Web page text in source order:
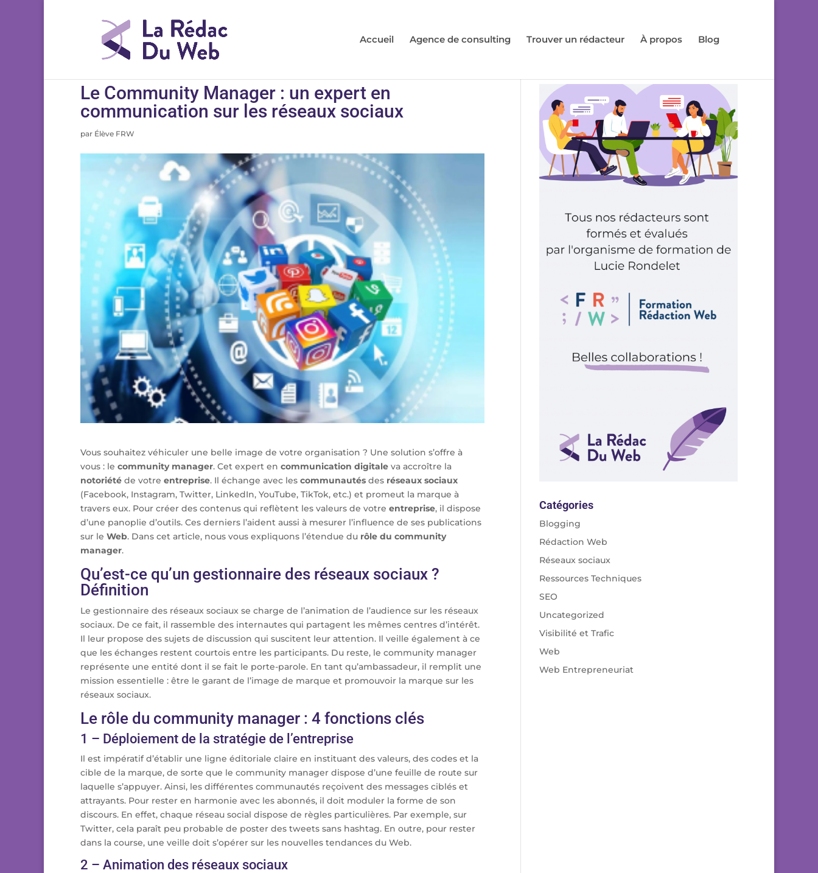
Accueil Agence de consulting Trouver un rédacteur À propos Blog
Le Community Manager : un expert en
communication sur les réseaux sociaux
par Élève FRW
Vous souhaitez véhiculer une belle image de votre organisation ? Une solution s’offre à
vous : le community manager. Cet expert en communication digitale va accroître la
notoriété de votre entreprise. Il échange avec les communautés des réseaux sociaux
(Facebook, Instagram, Twitter, LinkedIn, YouTube, TikTok, etc.) et promeut la marque à
travers eux. Pour créer des contenus qui reflètent les valeurs de votre entreprise, il dispose
d’une panoplie d’outils. Ces derniers l’aident aussi à mesurer l’influence de ses publications
sur le Web. Dans cet article, nous vous expliquons l’étendue du rôle du community
manager.
Qu’est-ce qu’un gestionnaire des réseaux sociaux ?
Définition
Le gestionnaire des réseaux sociaux se charge de l’animation de l’audience sur les réseaux
sociaux. De ce fait, il rassemble des internautes qui partagent les mêmes centres d’intérêt.
Il leur propose des sujets de discussion qui suscitent leur attention. Il veille également à ce
que les échanges restent courtois entre les participants. Du reste, le community manager
représente une entité dont il se fait le porte-parole. En tant qu’ambassadeur, il remplit une
mission essentielle : être le garant de l’image de marque et promouvoir la marque sur les
réseaux sociaux.
Le rôle du community manager : 4 fonctions clés
1 – Déploiement de la stratégie de l’entreprise
Il est impératif d’établir une ligne éditoriale claire en instituant des valeurs, des codes et la
cible de la marque, de sorte que le community manager dispose d’une feuille de route sur
laquelle s’appuyer. Ainsi, les différentes communautés reçoivent des messages ciblés et
attrayants. Pour rester en harmonie avec les abonnés, il doit moduler la forme de son
discours. En effet, chaque réseau social dispose de règles particulières. Par exemple, sur
Twitter, cela paraît peu probable de poster des tweets sans hashtag. En outre, pour rester
dans la course, une veille doit s’opérer sur les nouvelles tendances du Web.
2 – Animation des réseaux sociaux
Catégories
Blogging
Rédaction Web
Réseaux sociaux
Ressources Techniques
SEO
Uncategorized
Visibilité et Trafic
Web
Web Entrepreneuriat